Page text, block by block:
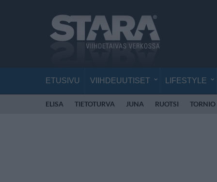
ETUSIVU VIIHDEUUTISET LIFESTYLE
ELISA TIETOTURVA JUNA RUOTSI TORNIO